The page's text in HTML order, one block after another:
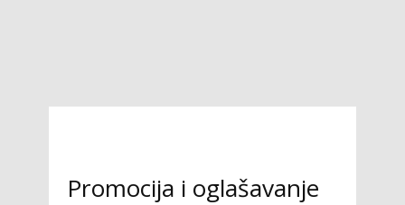
Promocija i oglašavanje